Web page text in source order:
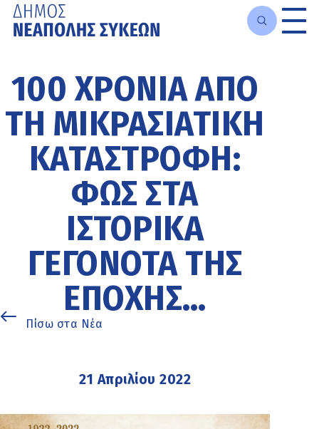
κυρίως
περιεχόμενο
100 ΧΡΌΝΙΑ ΑΠΌ
ΤΗ ΜΙΚΡΑΣΙΑΤΙΚΉ
ΚΑΤΑΣΤΡΟΦΉ:
ΦΩΣ ΣΤΑ
ΙΣΤΟΡΙΚΆ
ΓΕΓΟΝΌΤΑ ΤΗΣ
ΕΠΟΧΉΣ…
Πίσω στα Νέα
21 Απριλίου 2022